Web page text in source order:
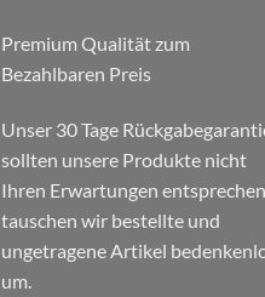
Premium Qualität zum
Bezahlbaren Preis
Unser 30 Tage
sollten unsere Produkte nicht
Ihren Erwartungen
tauschen wir bestellte und
ungetragene Artikel
um.